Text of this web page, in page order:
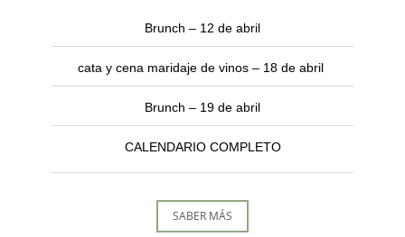
Brunch – 12 de abril
cata y cena maridaje de vinos – 18 de abril
Brunch – 19 de abril
CALENDARIO COMPLETO
SABER MÁS